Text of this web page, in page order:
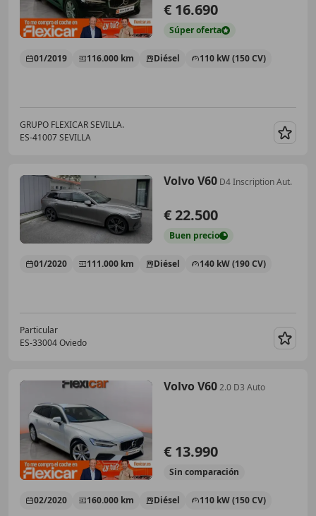
€ 16.690
Súperoferta
01/2019 116.000 km Diésel 110 kW (150 CV)
GRUPO FLEXICAR SEVILLA.
ES-41007 SEVILLA
Volvo V60 D4 Inscription Aut.
€ 22.500
Buen precio
01/2020 111.000 km Diésel 140 kW (190 CV)
Particular
ES-33004 Oviedo
Volvo V602.0 D3 Auto
€ 13.990
Sin comparación
02/2020 160.000 km Diésel 110 kW (150 CV)